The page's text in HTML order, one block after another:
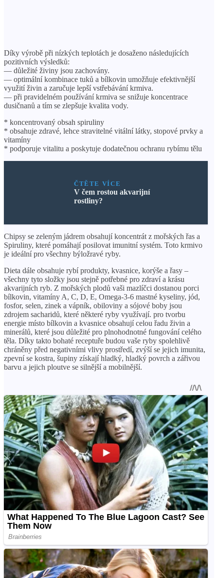
Díky výrobě při nízkých teplotách je dosaženo následujících
pozitivních výsledků:
— důležité živiny jsou zachovány.
— optimální kombinace tuků a bílkovin umožňuje efektivnější
využití živin a zaručuje lepší vstřebávání krmiva.
— při pravidelném používání krmiva se snižuje koncentrace
dusičnanů a tím se zlepšuje kvalita vody.
* koncentrovaný obsah spiruliny
* obsahuje zdravé, lehce stravitelné vitální látky, stopové prvky a
vitamíny
* podporuje vitalitu a poskytuje dodatečnou ochranu rybímu tělu
ČTĚTE VÍCE
V čem rostou akvarijní
rostliny?
Chipsy se zeleným jádrem obsahují koncentrát z mořských řas a
Spiruliny, které pomáhají posilovat imunitní systém. Toto krmivo
je ideální pro všechny býložravé ryby.
Dieta dále obsahuje rybí produkty, kvasnice, korýše a řasy –
všechny tyto složky jsou stejně potřebné pro zdraví a krásu
akvarijních ryb. Z mořských plodů vaši mazlíčci dostanou porci
bílkovin, vitamíny A, C, D, E, Omega-3-6 mastné kyseliny, jód,
fosfor, selen, zinek a vápník, obiloviny a sójové boby jsou
zdrojem sacharidů, které některé ryby využívají. pro tvorbu
energie místo bílkovin a kvasnice obsahují celou řadu živin a
minerálů, které jsou důležité pro plnohodnotné fungování celého
těla. Díky takto bohaté receptuře budou vaše ryby spolehlivě
chráněny před negativními vlivy prostředí, zvýší se jejich imunita,
zpevní se kostra, šupiny získají hladký, hladký povrch a zářivou
barvu a jejich ploutve se silnější a mobilnější.